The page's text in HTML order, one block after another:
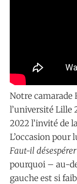
Notre camarade
l’université Lille
2022 l’invité de
L’occasion pour
Faut-il
pourquoi – au-
gauche est si